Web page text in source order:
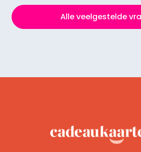
Alle veelgestelde